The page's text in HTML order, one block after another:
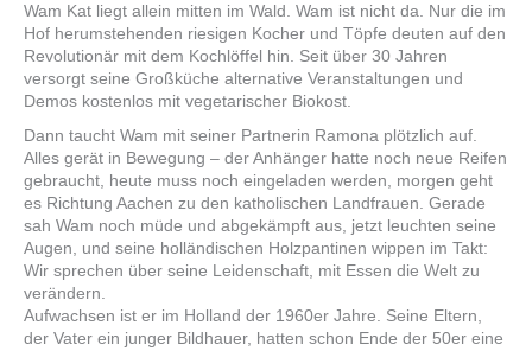
Wam Kat liegt allein mitten im Wald. Wam ist nicht da. Nur die im
Hof herumstehenden riesigen Kocher und Töpfe deuten auf den
Revolutionär mit dem Kochlöffel hin. Seit über 30 Jahren
versorgt seine Großküche alternative Veranstaltungen und
Demos kostenlos mit vegetarischer Biokost.
Dann taucht Wam mit seiner Partnerin Ramona plötzlich auf.
Alles gerät in Bewegung – der Anhänger hatte noch neue Reifen
gebraucht, heute muss noch eingeladen werden, morgen geht
es Richtung Aachen zu den katholischen Landfrauen. Gerade
sah Wam noch müde und abgekämpft aus, jetzt leuchten seine
Augen, und seine holländischen Holzpantinen wippen im Takt:
Wir sprechen über seine Leidenschaft, mit Essen die Welt zu
verändern.
Aufwachsen ist er im Holland der 1960er Jahre. Seine Eltern,
der Vater ein junger Bildhauer, hatten schon Ende der 50er eine